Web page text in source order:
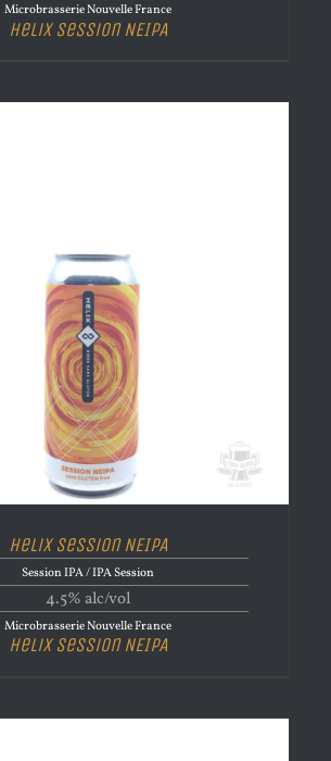
Microbrasserie Nouvelle France
Helix Session NEIPA
Helix Session NEIPA
Session IPA / IPA Session
4.5% alc/vol
Microbrasserie Nouvelle France
Helix Session NEIPA